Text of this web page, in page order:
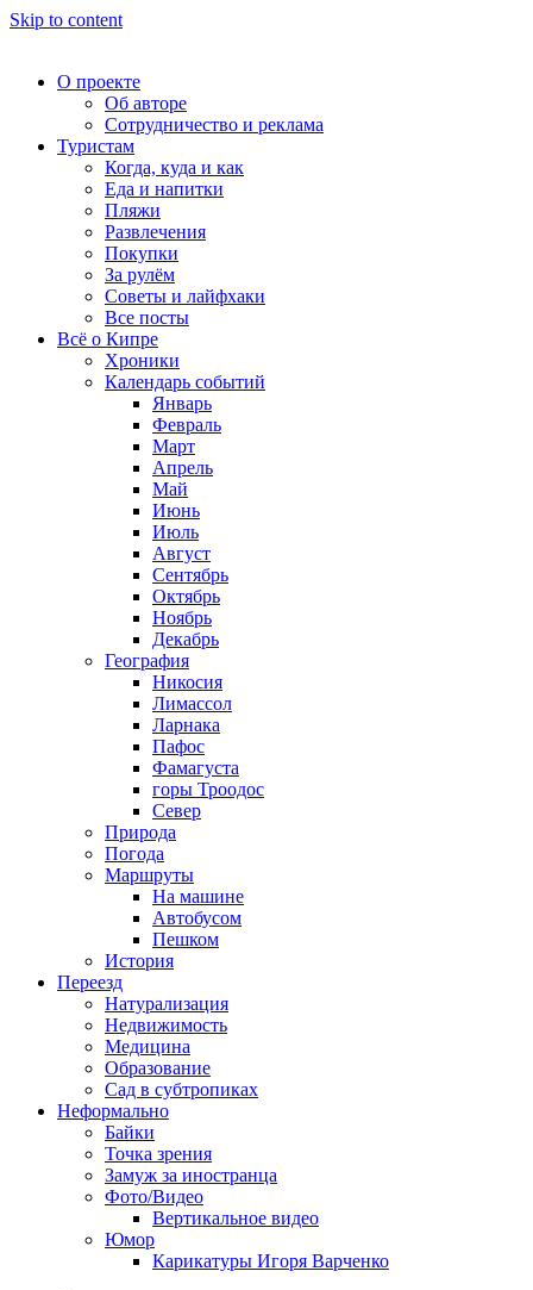
Skip to content
О проекте
Об авторе
Сотрудничество и реклама
Туристам
Когда, куда и как
Еда и напитки
Пляжи
Развлечения
Покупки
За рулём
Советы и лайфхаки
Все посты
Всё о Кипре
Хроники
Календарь событий
Январь
Февраль
Март
Апрель
Май
Июнь
Июль
Август
Сентябрь
Октябрь
Ноябрь
Декабрь
География
Никосия
Лимассол
Ларнака
Пафос
Фамагуста
горы Троодос
Север
Природа
Погода
Маршруты
На машине
Автобусом
Пешком
История
Переезд
Натурализация
Недвижимость
Медицина
Образование
Сад в субтропиках
Неформально
Байки
Точка зрения
Замуж за иностранца
Фото/Видео
Вертикальное видео
Юмор
Карикатуры Игоря Варченко